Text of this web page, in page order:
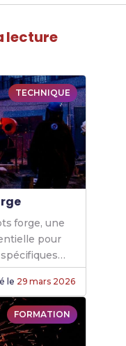
lecture
TECHNIQUE
forge, une
pour
forge de
le 29 mars 2026
FORMATION